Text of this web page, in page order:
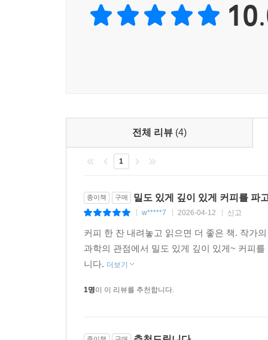
생두 가격이 인상하면서 생산자들이 품질관리를
주요 요인으로 작용하는 듯하다. 이렇듯 다양한
전체 리뷰 (4)
1
종이책 구매 밀도 있게 깊이 있게 커피를 파
w*****7 2026-04-12 신고
커피 한 잔 내려놓고 읽으면 더 좋은 책. 작가
과학의 관점에서 밀도 있게 깊이 있게~ 커피
니다. 더보기
1명이 이 리뷰를 추천합니다.